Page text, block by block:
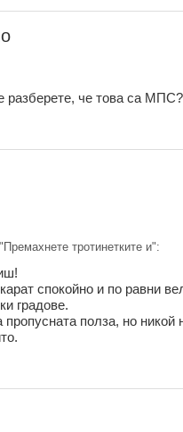
разберете, че това са МПС?
тротинетките и":
спокойно и по равни
градове.
пропусната полза, но никой